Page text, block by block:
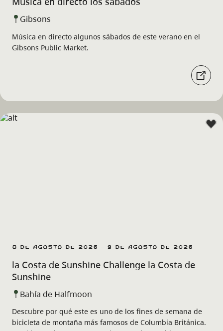
Gibsons
Música en directo algunos sábados de este verano en el
Gibsons Public Market.
8 de agosto de 2026 - 9 de agosto de 2026
la Costa de Sunshine Challenge la Costa de
Sunshine
Bahía de Halfmoon
Descubre por qué este es uno de los fines de semana de
bicicleta de montaña más famosos de Columbia Británica.